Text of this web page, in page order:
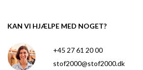
KAN VI HJÆLPE MED NOGET?
+45 27 61 20 00
stof2000@stof2000.dk